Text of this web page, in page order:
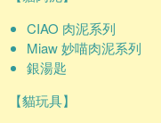
CIAO 肉泥系列
Miaw 妙喵肉泥系列
銀湯匙
【貓玩具】